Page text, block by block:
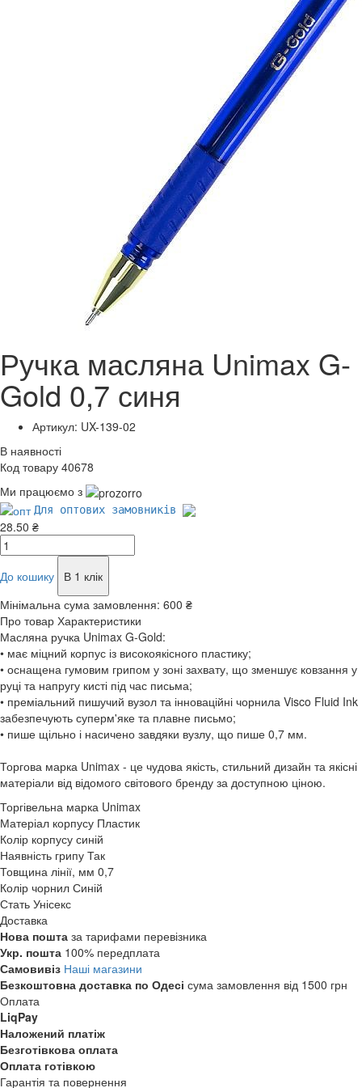
Ручка масляна Unimax G-
Gold 0,7 синя
Артикул: UX-139-02
В наявності
Код товару 40678
Ми працюємо з
Для оптових замовників
28.50 ₴
До кошику
В 1 клік
Мінімальна сума замовлення: 600 ₴
Про товар Характеристики
Масляна ручка Unimax G-Gold:
• має міцний корпус із високоякісного пластику;
• оснащена гумовим грипом у зоні захвату, що зменшує ковзання у
руці та напругу кисті під час письма;
• преміальний пишучий вузол та інноваційні чорнила Visco Fluid Ink
забезпечують суперм'яке та плавне письмо;
• пише щільно і насичено завдяки вузлу, що пише 0,7 мм.
Торгова марка Unimax - це чудова якість, стильний дизайн та якісні
матеріали від відомого світового бренду за доступною ціною.
Торгівельна марка Unimax
Матеріал корпусу Пластик
Колір корпусу синій
Наявність грипу Так
Товщина лінії, мм 0,7
Колір чорнил Синій
Стать Унісекс
Доставка
Нова пошта за тарифами перевізника
Укр. пошта 100% передплата
Самовивіз Наші магазини
Безкоштовна доставка по Одесі сума замовлення від 1500 грн
Оплата
LiqPay
Наложений платіж
Безготівкова оплата
Оплата готівкою
Гарантія та повернення